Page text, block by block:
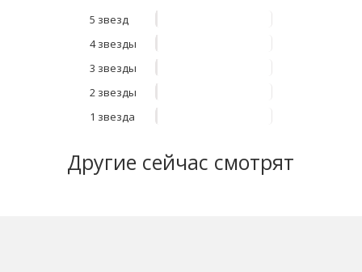
5 звезд
4 звезды
3 звезды
2 звезды
1 звезда
Другие сейчас смотрят